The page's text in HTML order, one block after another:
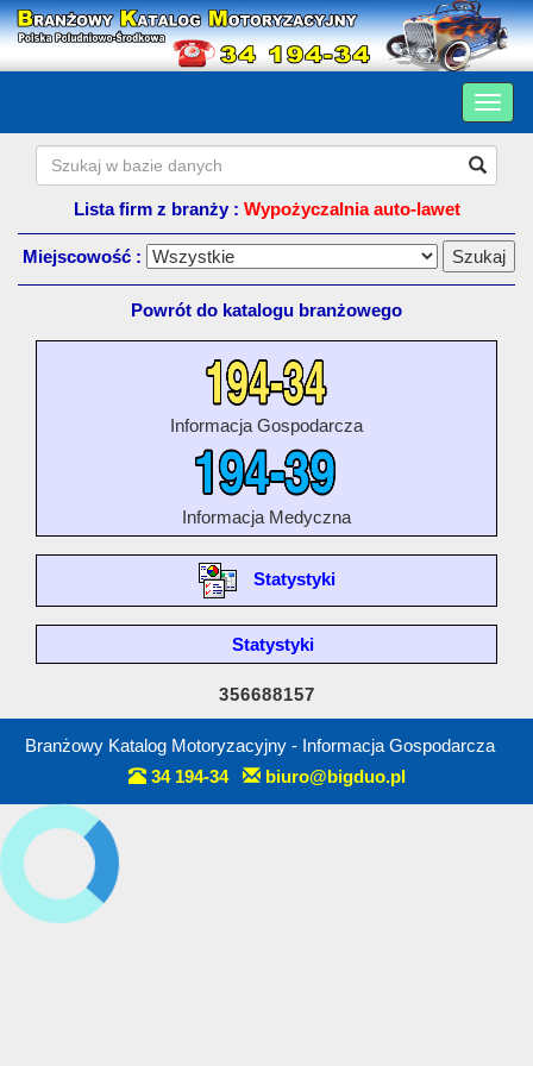
Lista firm z branży : Wypożyczalnia auto-lawet
Miejscowość :
Powrót do katalogu branżowego
Informacja Gospodarcza
Informacja Medyczna
Statystyki
Statystyki
356688157
Branżowy Katalog Motoryzacyjny - Informacja Gospodarcza
34 194-34
biuro@bigduo.pl